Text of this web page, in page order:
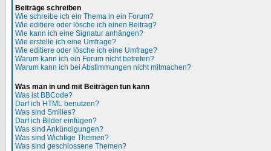
Beiträge schreiben
Wie schreibe ich ein Thema in ein Forum?
Wie editiere oder lösche ich einen Beitrag?
Wie kann ich eine Signatur anhängen?
Wie erstelle ich eine Umfrage?
Wie editiere oder lösche ich eine Umfrage?
Warum kann ich ein Forum nicht betreten?
Warum kann ich bei Abstimmungen nicht mitmachen?
Was man in und mit Beiträgen tun kann
Was ist BBCode?
Darf ich HTML benutzen?
Was sind Smilies?
Darf ich Bilder einfügen?
Was sind Ankündigungen?
Was sind Wichtige Themen?
Was sind geschlossene Themen?